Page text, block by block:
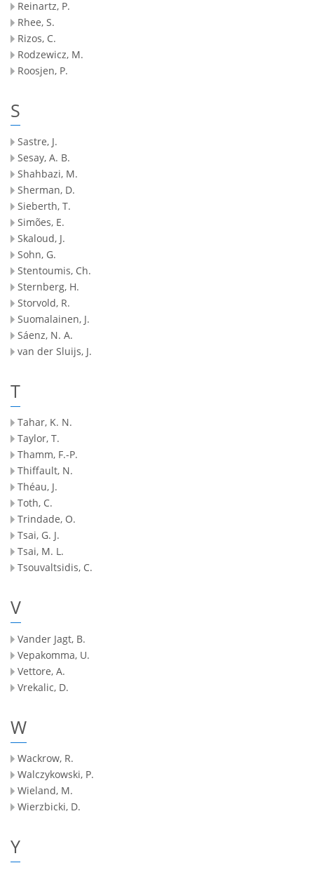
Reinartz, P.
Rhee, S.
Rizos, C.
Rodzewicz, M.
Roosjen, P.
S
Sastre, J.
Sesay, A. B.
Shahbazi, M.
Sherman, D.
Sieberth, T.
Simões, E.
Skaloud, J.
Sohn, G.
Stentoumis, Ch.
Sternberg, H.
Storvold, R.
Suomalainen, J.
Sáenz, N. A.
van der Sluijs, J.
T
Tahar, K. N.
Taylor, T.
Thamm, F.-P.
Thiffault, N.
Théau, J.
Toth, C.
Trindade, O.
Tsai, G. J.
Tsai, M. L.
Tsouvaltsidis, C.
V
Vander Jagt, B.
Vepakomma, U.
Vettore, A.
Vrekalic, D.
W
Wackrow, R.
Walczykowski, P.
Wieland, M.
Wierzbicki, D.
Y